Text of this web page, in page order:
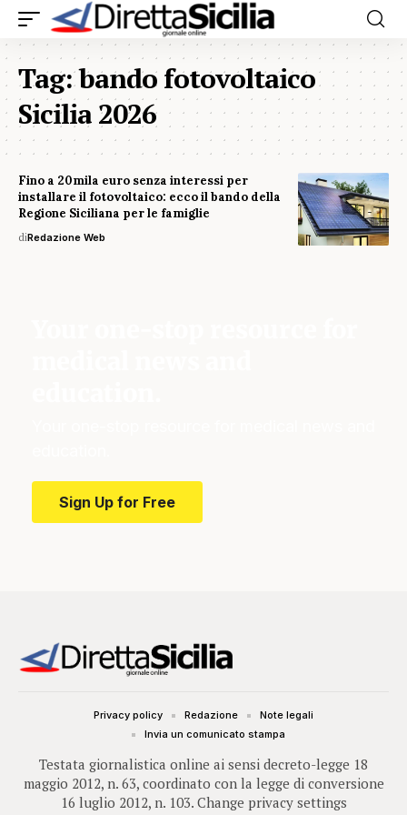
Tag:bando fotovoltaico
Sicilia 2026
Fino a 20mila euro senza interessi per
installare il fotovoltaico: ecco il bando della
Regione Siciliana per le famiglie
diRedazione Web
Sign Up for Free
Testata giornalistica online ai sensi decreto-legge 18
maggio 2012, n. 63, coordinato con la legge di conversione
16 luglio 2012, n. 103. Change privacy settings
Privacy policy Redazione
Note legali
Invia un comunicato stampa